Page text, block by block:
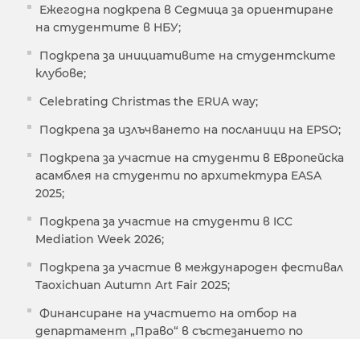
Ежегодна подкрепа в Седмица за ориентиране
на студентите в НБУ;
Подкрепа за инициативите на студентските
клубове;
Celebrating Christmas the ERUA way;
Подкрепа за излъчването на посланици на EPSO;
Подкрепа за участие на студенти в Европейска
асамблея на студенти по архитектура EASA
2025;
Подкрепа за участие на студенти в ICC
Mediation Week 2026;
Подкрепа за участие в международен фестивал
Taoxichuan Autumn Art Fair 2025;
Финансиране на участието на отбор на
департамент „Право“ в състезанието по